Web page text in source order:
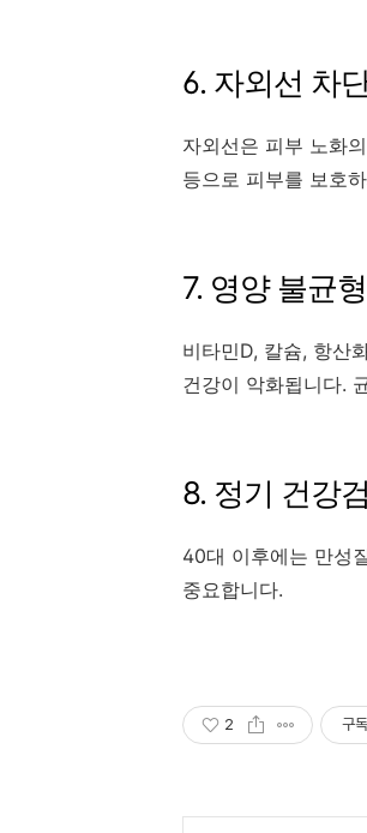
6. 자외선 차
자외선은 피부 노화
등으로 피부를 보호
7. 영양 불균
비타민D, 칼슘, 항산
건강이 악화됩니다.
8. 정기 건강
40대 이후에는 만성
중요합니다.
2 구